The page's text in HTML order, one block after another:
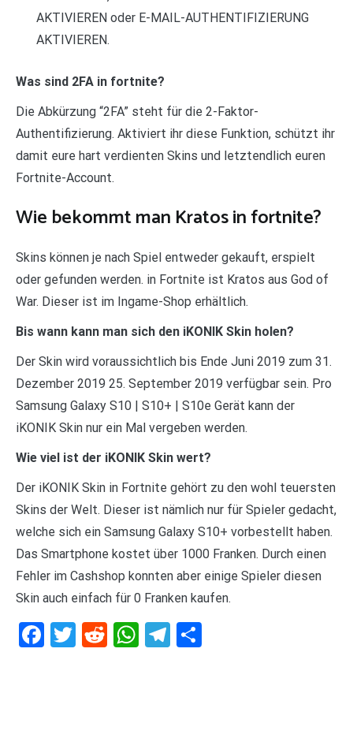
AKTIVIEREN oder E-MAIL-AUTHENTIFIZIERUNG
AKTIVIEREN.
Was sind 2FA in fortnite?
Die Abkürzung “2FA” steht für die 2-Faktor-
Authentifizierung. Aktiviert ihr diese Funktion, schützt ihr
damit eure hart verdienten Skins und letztendlich euren
Fortnite-Account.
Wie bekommt man Kratos in fortnite?
Skins können je nach Spiel entweder gekauft, erspielt
oder gefunden werden. in Fortnite ist Kratos aus God of
War. Dieser ist im Ingame-Shop erhältlich.
Bis wann kann man sich den iKONIK Skin holen?
Der Skin wird voraussichtlich bis Ende Juni 2019 zum 31.
Dezember 2019 25. September 2019 verfügbar sein. Pro
Samsung Galaxy S10 | S10+ | S10e Gerät kann der
iKONIK Skin nur ein Mal vergeben werden.
Wie viel ist der iKONIK Skin wert?
Der iKONIK Skin in Fortnite gehört zu den wohl teuersten
Skins der Welt. Dieser ist nämlich nur für Spieler gedacht,
welche sich ein Samsung Galaxy S10+ vorbestellt haben.
Das Smartphone kostet über 1000 Franken. Durch einen
Fehler im Cashshop konnten aber einige Spieler diesen
Skin auch einfach für 0 Franken kaufen.
Facebook
Twitter
RedditWhatsApp
Telegram